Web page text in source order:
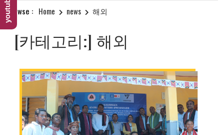
Browse : Home news 해외
[카테고리:] 해외